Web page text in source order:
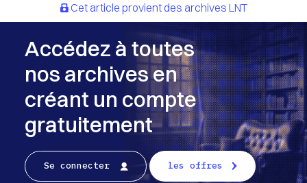
Cet article provient des archives LNT
Accédez à toutes
nos archives en
créant un compte
gratuitement
Se connecter les offres